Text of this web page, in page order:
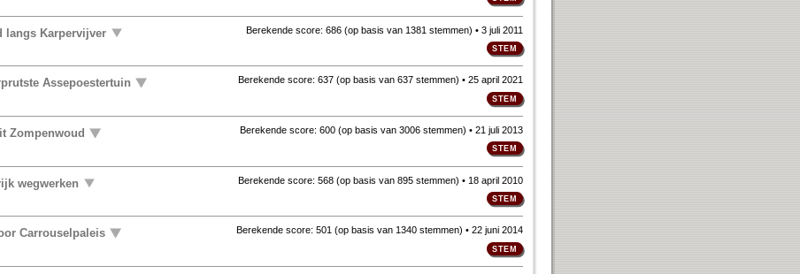
langs Karpervijver Berekende score: 686(op basis van 1381 stemmen) • 3 juli 2011
Assepoestertuin Berekende score: 637(op basis van 637 stemmen) • 25 april 2021
Zompenwoud Berekende score: 600(op basis van 3006 stemmen) • 21 juli 2013
wegwerken Berekende score: 568(op basis van 895 stemmen) • 18 april 2010
Carrouselpaleis Berekende score: 501 (op basis van 1340 stemmen) • 22 juni 2014